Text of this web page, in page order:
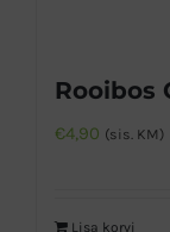
Rooibos
€4,90 (sis. KM)
Lisa korvi